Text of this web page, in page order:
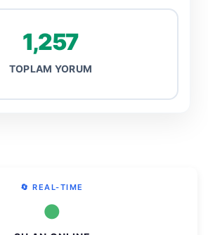
1,257
TOPLAM YORUM
🔄 REAL-TIME
●